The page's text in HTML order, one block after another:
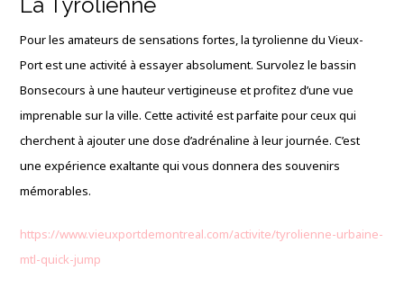
Pour les amateurs de sensations fortes, la tyrolienne du Vieux-
Port est une activité à essayer absolument. Survolez le bassin
Bonsecours à une hauteur vertigineuse et profitez d’une vue
imprenable sur la ville. Cette activité est parfaite pour ceux qui
cherchent à ajouter une dose d’adrénaline à leur journée. C’est
une expérience exaltante qui vous donnera des souvenirs
mémorables.
https://www.vieuxportdemontreal.com/activite/tyrolienne-urbaine-
mtl-quick-jump